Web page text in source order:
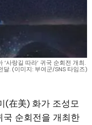
사랑길 따라’ 귀국 순회전 개최.
달. (이미지: 부여군/SNS 타임즈)
(在美) 화가 조성모
국 순회전을 개최한